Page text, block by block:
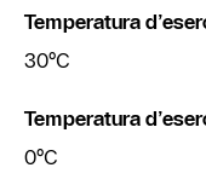
Temperatura
30°C
Temperatura
0°C